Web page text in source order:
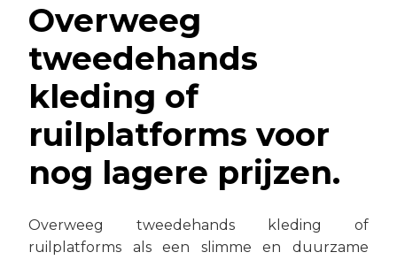
Overweeg
tweedehands
kleding of
ruilplatforms voor
nog lagere prijzen.
Overweeg tweedehands kleding of
ruilplatforms als een slimme en duurzame